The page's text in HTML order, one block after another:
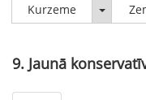
Kurzeme
9. Jaunā